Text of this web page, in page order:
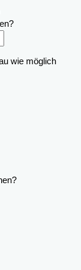
wie möglich